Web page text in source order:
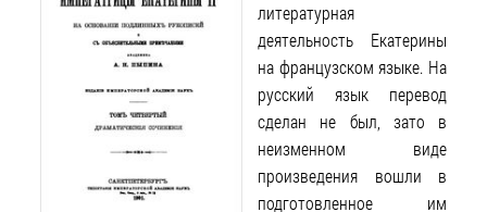
литературная
деятельность Екатерины
на французском языке. На
русский язык перевод
сделан не был, зато в
неизменном виде
произведения вошли в
подготовленное им